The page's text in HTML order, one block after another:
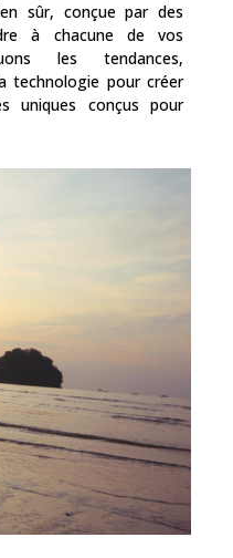
sûr, conçue par des
à chacune de vos
les tendances,
technologie pour créer
uniques conçus pour